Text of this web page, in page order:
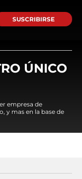
SUSCRIBIRSE
ÚNICO
empresa de
y mas en la base de